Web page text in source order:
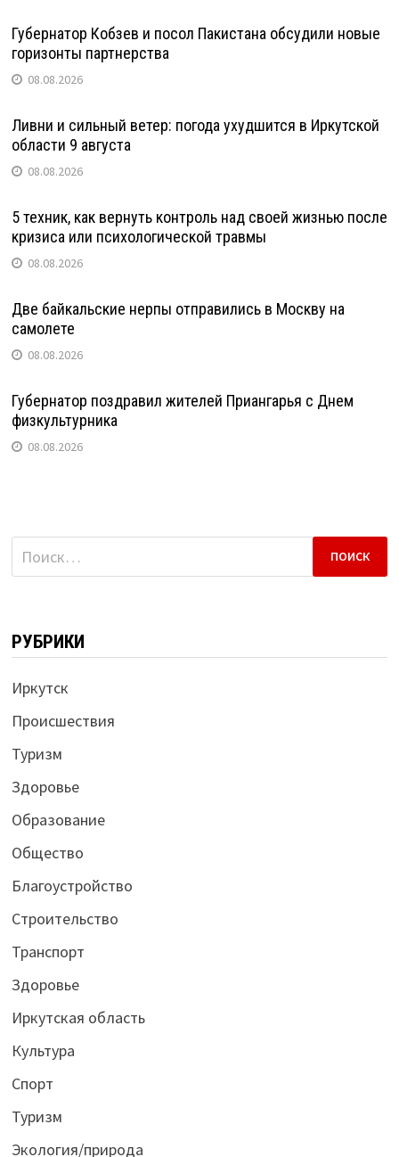
Губернатор Кобзев и посол Пакистана обсудили новые
горизонты партнерства
08.08.2026
Ливни и сильный ветер: погода ухудшится в Иркутской
области 9 августа
08.08.2026
5 техник, как вернуть контроль над своей жизнью после
кризиса или психологической травмы
08.08.2026
Две байкальские нерпы отправились в Москву на
самолете
08.08.2026
Губернатор поздравил жителей Приангарья с Днем
физкультурника
08.08.2026
Найти:
РУБРИКИ
Иркутск
Происшествия
Туризм
Здоровье
Образование
Общество
Благоустройство
Строительство
Транспорт
Здоровье
Иркутская область
Культура
Спорт
Туризм
Экология/природа